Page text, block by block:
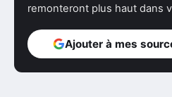
remonteront plus haut dans
Ajouter à mes